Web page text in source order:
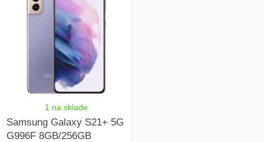
1 na sklade
Samsung Galaxy S21+ 5G
G996F 8GB/256GB